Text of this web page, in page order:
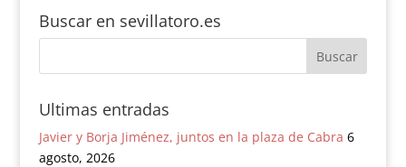
Buscar en sevillatoro.es
Ultimas entradas
Javier y Borja Jiménez, juntos en la plaza de Cabra 6
agosto, 2026